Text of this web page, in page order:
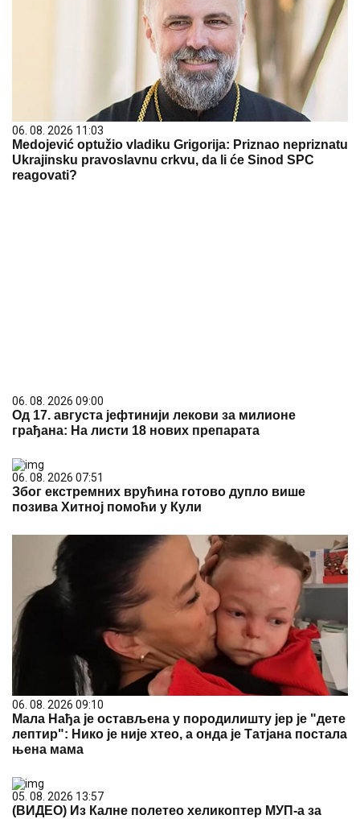
06. 08. 2026 11:03
Medojević optužio vladiku Grigorija: Priznao nepriznatu
Ukrajinsku pravoslavnu crkvu, da li će Sinod SPC
reagovati?
06. 08. 2026 09:00
Од 17. августа јефтинији лекови за милионе
грађана: На листи 18 нових препарата
06. 08. 2026 07:51
Због екстремних врућина готово дупло више
позива Хитној помоћи у Кули
06. 08. 2026 09:10
Мала Нађа је остављена у породилишту јер је "дете
лептир": Нико је није хтео, а онда је Татјана постала
њена мама
05. 08. 2026 13:57
(ВИДЕО) Из Калне полетео хеликоптер МУП-а за